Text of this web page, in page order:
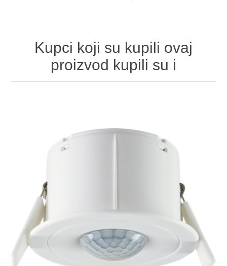
Kupci koji su kupili ovaj
proizvod kupili su i